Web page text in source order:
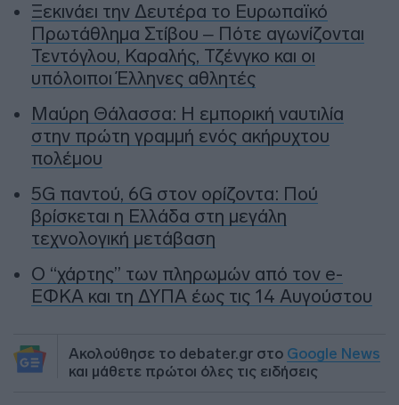
Ξεκινάει την Δευτέρα το Ευρωπαϊκό
Πρωτάθλημα Στίβου – Πότε αγωνίζονται
Τεντόγλου, Καραλής, Τζένγκο και οι
υπόλοιποι Έλληνες αθλητές
Μαύρη Θάλασσα: Η εμπορική ναυτιλία
στην πρώτη γραμμή ενός ακήρυχτου
πολέμου
5G παντού, 6G στον ορίζοντα: Πού
βρίσκεται η Ελλάδα στη μεγάλη
τεχνολογική μετάβαση
Ο “χάρτης” των πληρωμών από τον e-
ΕΦΚΑ και τη ΔΥΠΑ έως τις 14 Αυγούστου
Ακολούθησε το debater.gr στο Google News
και μάθετε πρώτοι όλες τις ειδήσεις